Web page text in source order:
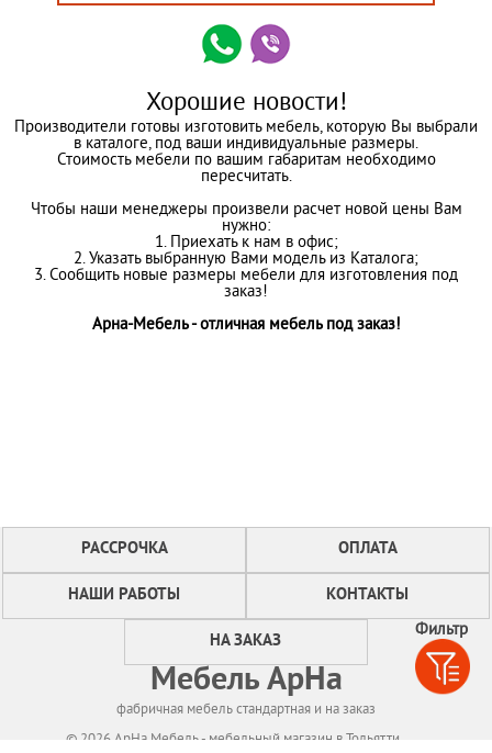
Фильтр
Хорошие новости!
Производители готовы изготовить мебель, которую Вы выбрали
в каталоге, под ваши индивидуальные размеры.
Стоимость мебели по вашим габаритам необходимо
пересчитать.
Чтобы наши менеджеры произвели расчет новой цены Вам
нужно:
1. Приехать к нам в офис;
2. Указать выбранную Вами модель из Каталога;
3. Сообщить новые размеры мебели для изготовления под
заказ!
Арна-Мебель - отличная мебель под заказ!
РАССРОЧКА ОПЛАТА
НАШИ РАБОТЫ КОНТАКТЫ
НА ЗАКАЗ
Мебель АрНа
фабричная мебель стандартная и на заказ
© 2026 АрНа Мебель - мебельный магазин в Тольятти